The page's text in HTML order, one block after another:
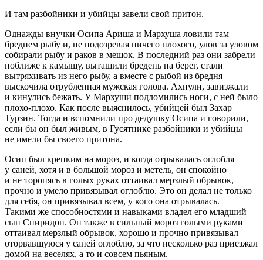
И там разбойники и убийцы завели свой притон.
Однажды внучки Осипа Ариша и Мархуша ловили там
бреднем рыбу и, не подозревая ничего плохого, улов за уловом
собирали рыбу и раков в мешок. В последний раз они забрели
поближе к камышу, вытащили бредень на берег, стали
вытряхивать из него рыбу, а вместе с рыбой из бредня
выскочила отрубленная мужская голова. Ахнули, завизжали
и кинулись бежать. У Мархуши подломились ноги, с ней было
плохо-плохо. Как после выяснилось, убийцей был Захар
Турзин. Тогда и вспомнили про дедушку Осипа и говорили,
если бы он был живым, в Гусятнике разбойники и убийцы
не имели бы своего притона.
Осип был крепким на мороз, и когда отрывалась оглобля
у саней, хотя и в большой мороз и метель, он спокойно
и не торопясь в голых руках оттаивал мерзлый обрывок,
прочно и умело привязывал оглоблю. Это он делал не только
для себя, он привязывал всем, у кого она отрывалась.
Такими же способностями и навыками владел его младший
сын Спиридон. Он также в сильный мороз голыми руками
оттаивал мерзлый обрывок, хорошо и прочно привязывал
оторвавшуюся у саней оглоблю, за что несколько раз приезжал
домой на веселях, а то и совсем пьяным.